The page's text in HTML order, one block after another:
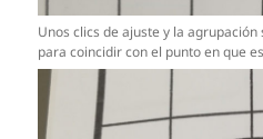
Unos clics de ajuste y la
para coincidir con el punto en que